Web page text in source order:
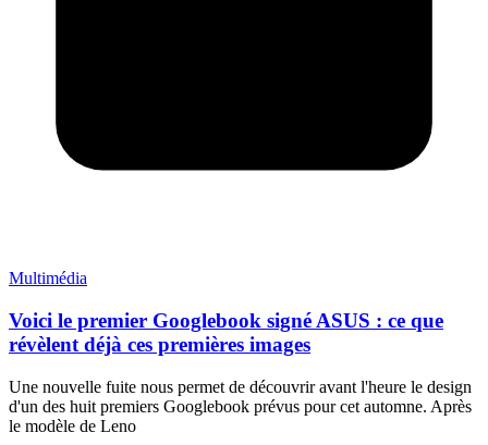
Multimédia
Voici le premier Googlebook signé ASUS : ce que
révèlent déjà ces premières images
Une nouvelle fuite nous permet de découvrir avant l'heure le design
d'un des huit premiers Googlebook prévus pour cet automne. Après
le modèle de Leno